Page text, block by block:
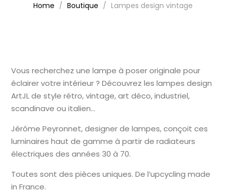
Home Boutique Lampes design vintage
Vous recherchez une lampe à poser originale pour
éclairer votre intérieur ? Découvrez les lampes design
ArtJL de style rétro, vintage, art déco, industriel,
scandinave ou italien…
Jérôme Peyronnet, designer de lampes, conçoit ces
luminaires haut de gamme à partir de radiateurs
électriques des années 30 à 70.
Toutes sont des pièces uniques. De l’upcycling made
in France.